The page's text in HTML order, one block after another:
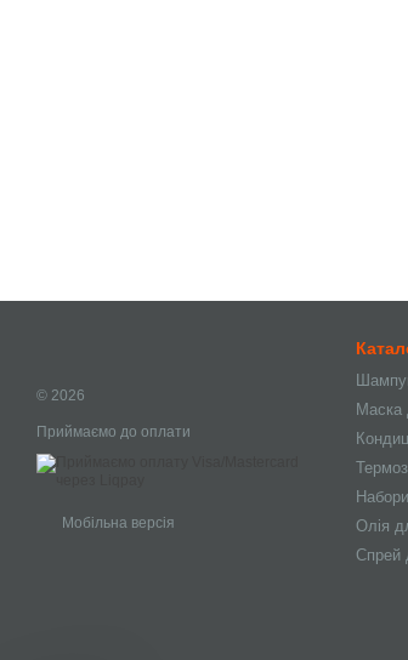
© 2026
Приймаємо до оплати
Мобільна версія
Маска
Олія
Спрей